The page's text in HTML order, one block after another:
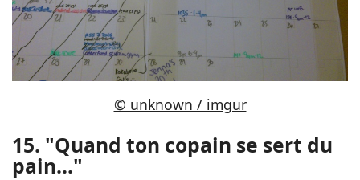
© unknown / imgur
15. "Quand ton copain se sert du
pain..."